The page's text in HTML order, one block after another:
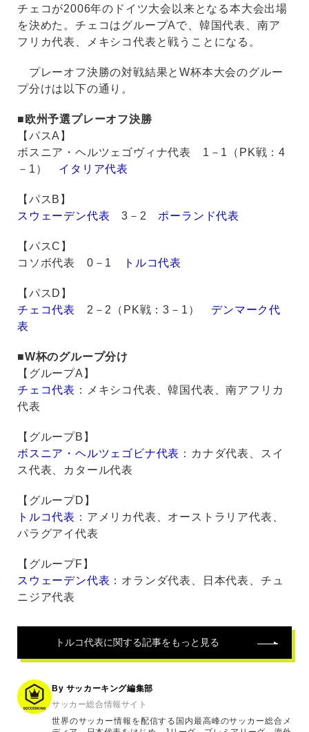
チェコが2006年のドイツ大会以来となる本大会出場
を決めた。チェコはグループAで、韓国代表、南ア
フリカ代表、メキシコ代表と戦うことになる。
プレーオフ決勝の対戦結果とW杯本大会のグルー
プ分けは以下の通り。
■欧州予選プレーオフ決勝
【パスA】
ボスニア・ヘルツェゴヴィナ代表 1－1（PK戦：4
－1） イタリア代表
【パスB】
スウェーデン代表 3－2ポーランド代表
【パスC】
コソボ代表 0－1
トルコ代表
【パスD】
チェコ代表
2－2（PK戦：3－1） デンマーク代
表
■W杯のグループ分け
【グループA】
チェコ代表 ：メキシコ代表、韓国代表、南アフリカ
代表
【グループB】
ボスニア・ヘルツェゴビナ代表 ：カナダ代表、スイ
ス代表、カタール代表
【グループD】
トルコ代表 ：アメリカ代表、オーストラリア代表、
パラグアイ代表
【グループF】
スウェーデン代表 ：オランダ代表、日本代表、チュ
ニジア代表
トルコ代表に関する記事をもっと見る
By サッカーキング編集部
サッカー総合情報サイト
世界のサッカー情報を配信する国内最高峰のサッカー総合メ